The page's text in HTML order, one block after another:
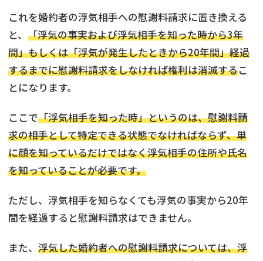
これを婚約者の浮気相手への慰謝料請求に置き換える
と、 「浮気の事実および浮気相手を知った時から3年
間」もしくは「浮気が発生したときから20年間」経過
するまでに慰謝料請求をしなければ権利は消滅するこ
とになります。
ここで「浮気相手を知った時」というのは、慰謝料請
求の相手として特定できる状態でなければならず、単
に顔を知っているだけではなく浮気相手の住所や氏名
を知っていることが必要です。
ただし、浮気相手を知らなくても浮気の事実から20年
間を経過すると慰謝料請求はできません。
また、 浮気した婚約者への慰謝料請求については、浮